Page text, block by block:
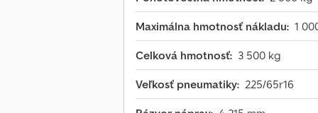
Maximálna hmotnosť nákladu: 1
Celková hmotnosť: 3 500 kg
Veľkosť pneumatiky: 225/65r16